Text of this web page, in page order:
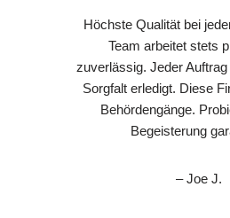
Höchste Qualität bei
Team arbeitet stets
zuverlässig. Jeder
Sorgfalt erledigt. Diese
Behördengänge.
Begeisterung
– Joe J.